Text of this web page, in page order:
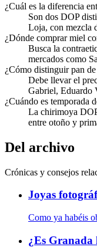
¿Cuál es la diferencia
Son dos DOP
Loja, con mezcla
¿Dónde comprar miel
Busca la
mercados como
¿Cómo distinguir pan
Debe llevar el
Gabriel, Eduardo
¿Cuándo es temporada
La chirimoya
entre otoño y
Del archivo
Crónicas y consejos
Joyas
Como ya habéis
¿Es Granada